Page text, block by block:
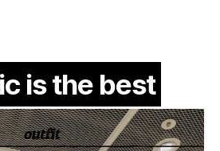
is the best